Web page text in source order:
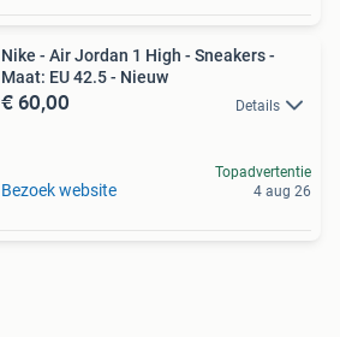
Nike - Air Jordan 1 High - Sneakers -
Maat: EU 42.5 - Nieuw
€ 60,00 Details
Bezoek website
Topadvertentie
4 aug 26